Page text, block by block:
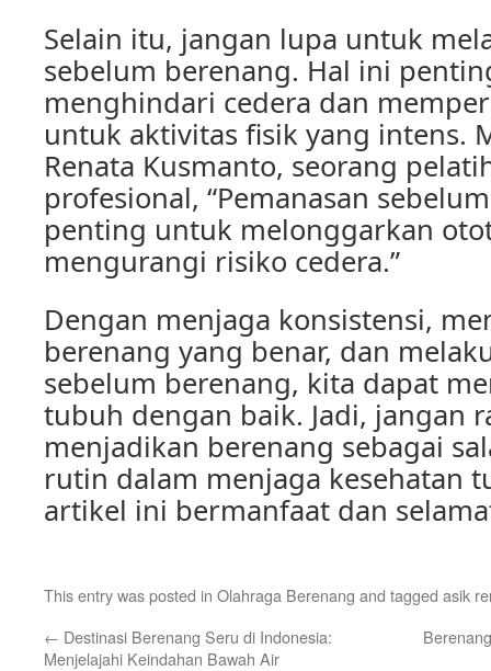
Selain itu, jangan lupa untuk
sebelum berenang. Hal ini
menghindari cedera dan
untuk aktivitas fisik yang intens.
Renata Kusmanto, seorang
profesional, “Pemanasan
penting untuk melonggarkan
mengurangi risiko cedera.”
Dengan menjaga konsistensi,
berenang yang benar, dan
sebelum berenang, kita dapat
tubuh dengan baik. Jadi, jangan
menjadikan berenang sebagai
rutin dalam menjaga kesehatan
artikel ini bermanfaat dan
This entry was posted in Olahraga Berenang and tagged asik
← Destinasi Berenang Seru di Indonesia:
Menjelajahi Keindahan Bawah Air